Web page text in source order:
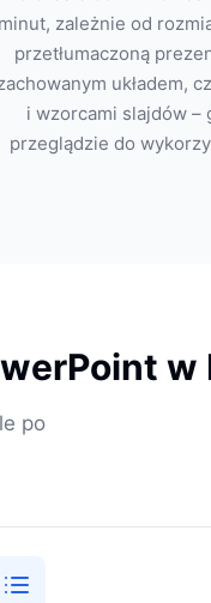
minut, zależnie od
przetłumaczoną
układem,
i wzorcami slajdów –
przeglądzie do
w
po